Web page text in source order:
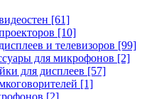
[61]
[10]
и телевизоров [99]
для микрофонов [2]
для дисплеев [57]
[1]
[2]